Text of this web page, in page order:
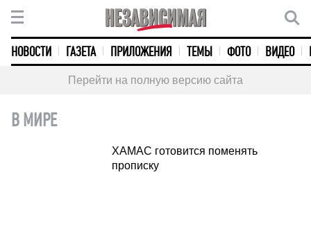
НОВОСТИ ГАЗЕТА ПРИЛОЖЕНИЯ ТЕМЫ ФОТО ВИДЕО
Перейти на полную версию сайта
В МИРЕ
ХАМАС готовится поменять
прописку